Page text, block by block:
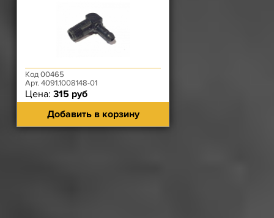
Код 00465
Арт. 4091.1008148-01
Цена: 315 руб
Добавить в корзину